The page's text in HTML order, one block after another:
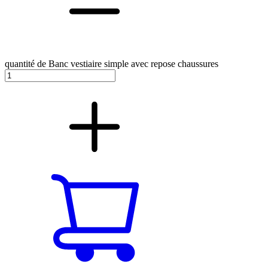
quantité de Banc vestiaire simple avec repose chaussures